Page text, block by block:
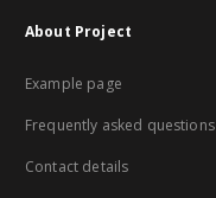
About Project
Example page
Frequently asked questions
Contact details